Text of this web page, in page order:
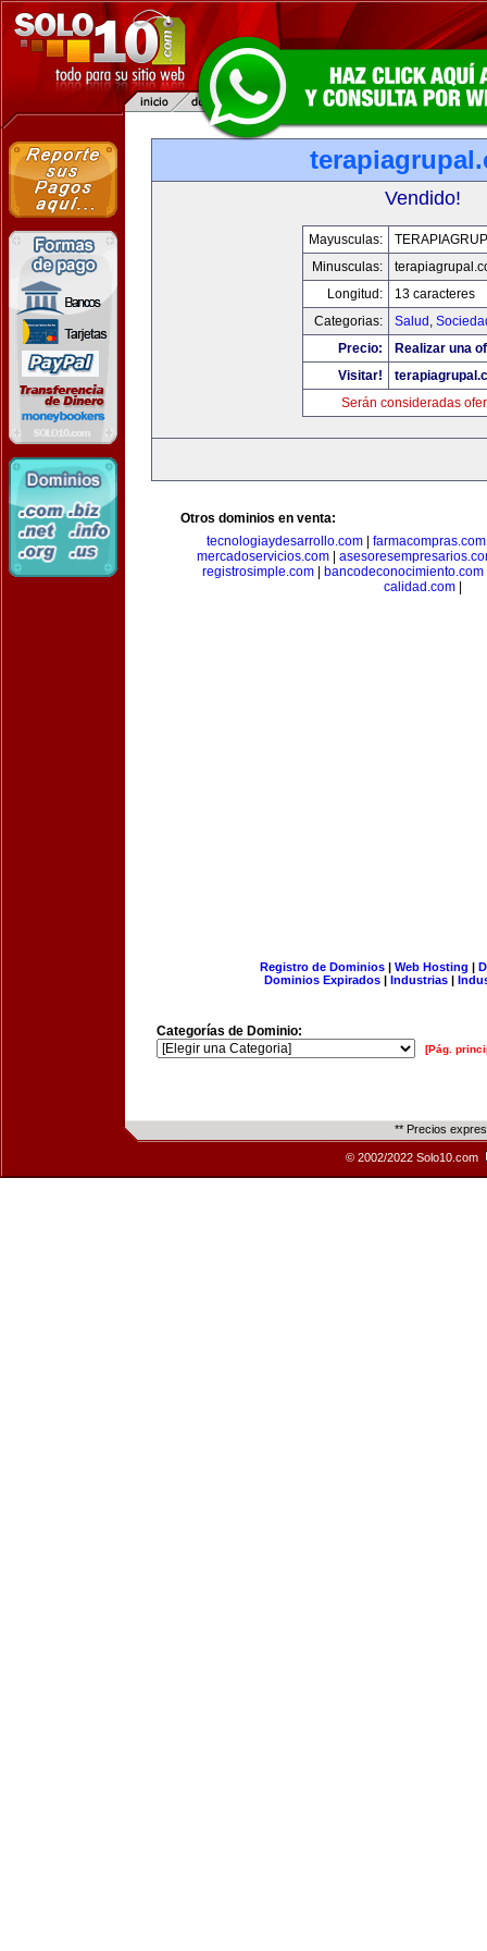
Vendido!
Mayusculas:
Minusculas:
Longitud:
13 caracteres
Categorias:
Salud ,
Precio:
Realizar una
Visitar!
Serán consideradas
Otros dominios en venta:
tecnologiaydesarrollo.com
farmacompras.com
mercadoservicios.com|
registrosimple.com
bancodeconocimiento.com
calidad.com
Registro de Dominios| Web Hosting |
Dominios Expirados | Industrias |
Categorías de Dominio:
[Pág.
** Precios
© 2002/2022 Solo10.com